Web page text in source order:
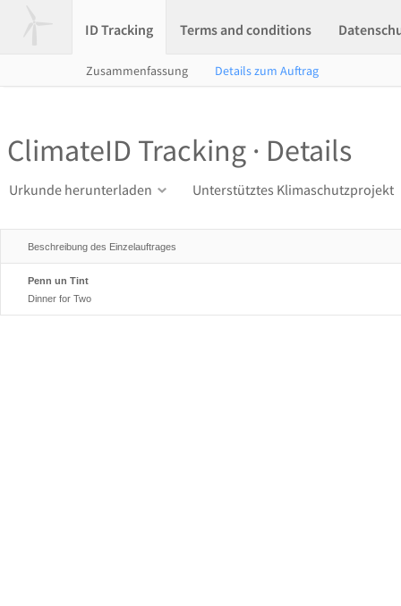
ID Tracking Terms and conditions
Zusammenfassung Details zum Auftrag
ClimateID Tracking · Details
Urkunde herunterladen Unterstütztes Klimaschutzprojekt
Beschreibung des Einzelauftrages
Penn un Tint
Dinner for Two